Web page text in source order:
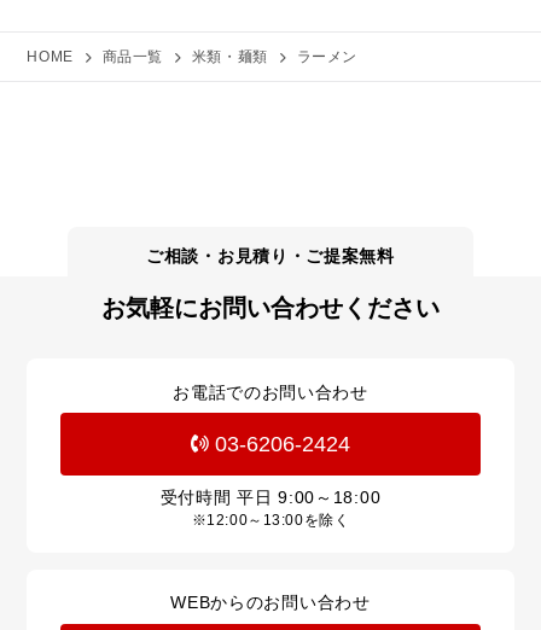
HOME 商品一覧 米類・麺類 ラーメン
お気軽にお問い合わせください
お電話でのお問い合わせ
03-6206-2424
受付時間 平日9:00～18:00
※12:00～13:00を除く
WEBからのお問い合わせ